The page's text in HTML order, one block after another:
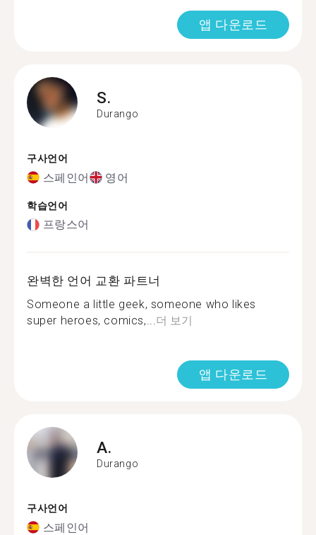
앱 다운로드
S.
Durango
구사언어
스페인어 영어
학습언어
프랑스어
완벽한 언어 교환 파트너
Someone a little geek, someone who likes
super heroes, comics,...더 보기
앱 다운로드
A.
Durango
구사언어
스페인어